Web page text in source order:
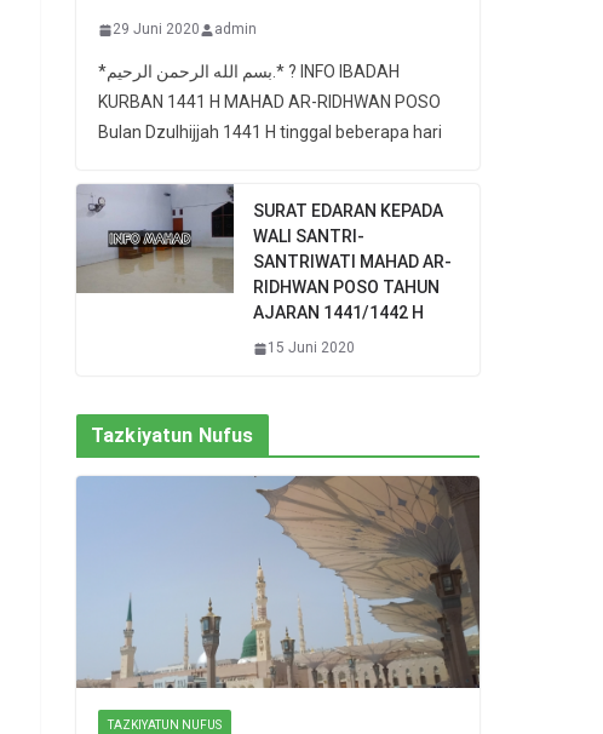
29 Juni 2020 admin
*بسم الله الرحمن الرحيم.* ? INFO IBADAH
KURBAN 1441 H MAHAD AR-RIDHWAN POSO
Bulan Dzulhijjah 1441 H tinggal beberapa hari
SURAT EDARAN KEPADA
WALI SANTRI-
SANTRIWATI MAHAD AR-
RIDHWAN POSO TAHUN
AJARAN 1441/1442 H
15 Juni 2020
Tazkiyatun Nufus
TAZKIYATUN NUFUS